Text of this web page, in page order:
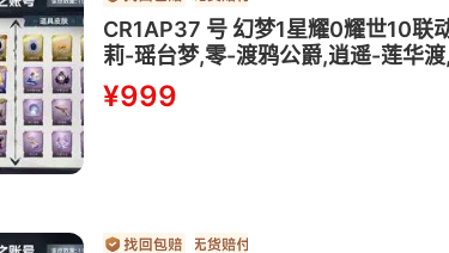
CR1AP37 号 幻梦1星耀0耀世10
莉-瑶台梦,零-渡鸦公爵,逍遥-莲华
雪
¥999